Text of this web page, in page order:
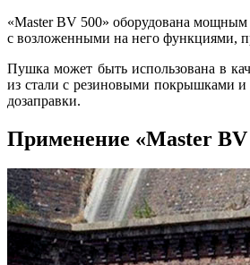
«Master BV 500» оборудована мощным
с возложенными на него функциями,
Пушка может быть использована в
из стали с резиновыми покрышками и
дозаправки.
Применение «Master BV